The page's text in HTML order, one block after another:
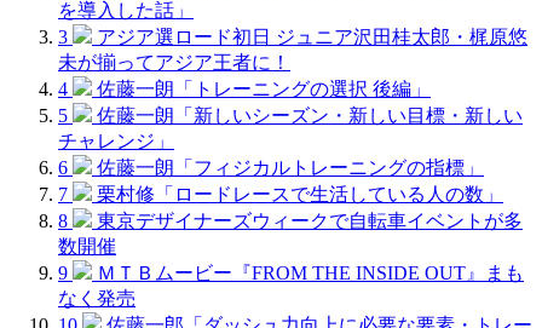
を導入した話」
3
アジア選ロード初日 ジュニア沢田桂太郎・梶原悠
未が揃ってアジア王者に！
4
佐藤一朗「トレーニングの選択 後編」
5
佐藤一朗「新しいシーズン・新しい目標・新しい
チャレンジ」
6
佐藤一朗「フィジカルトレーニングの指標」
7
栗村修「ロードレースで生活している人の数」
8
東京デザイナーズウィークで自転車イベントが多
数開催
9
ＭＴＢムービー『FROM THE INSIDE OUT』まも
なく発売